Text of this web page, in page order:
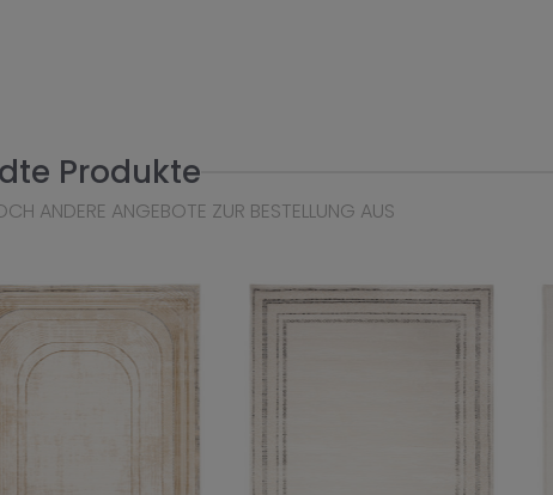
Produkte
ANDERE ANGEBOTE ZUR BESTELLUNG AUS